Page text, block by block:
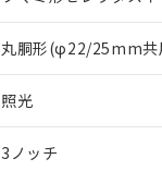
丸胴形(φ22/25mm共
照光
3ノッチ